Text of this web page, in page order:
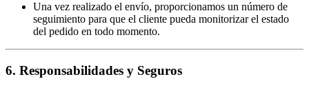
Una vez realizado el envío, proporcionamos un número de
seguimiento para que el cliente pueda monitorizar el estado
del pedido en todo momento.
6. Responsabilidades y Seguros